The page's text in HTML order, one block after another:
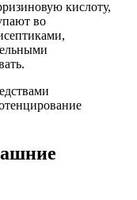
кислоту,
во